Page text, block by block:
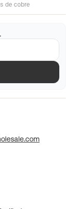
de cobre